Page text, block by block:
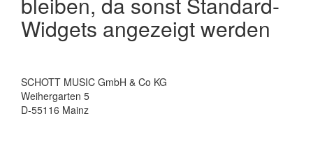
Widgets angezeigt werden
SCHOTT MUSIC GmbH & Co KG
Weihergarten 5
D-55116 Mainz